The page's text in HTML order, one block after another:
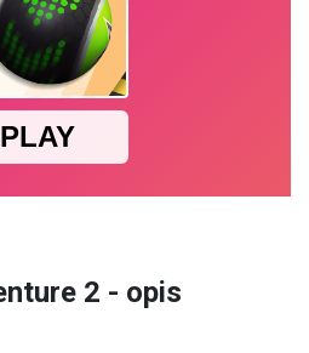
2 - opis